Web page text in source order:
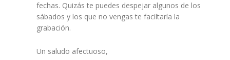
fechas. Quizás te puedes despejar algunos de los
sábados y los que no vengas te faciltaría la
grabación.
Un saludo afectuoso,